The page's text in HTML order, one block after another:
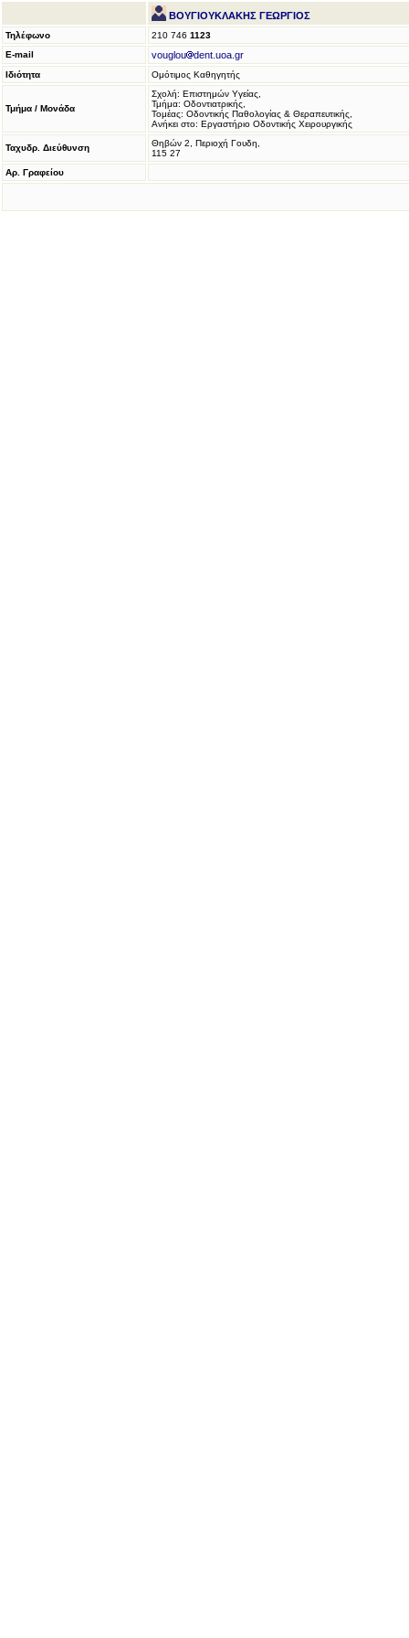
ΒΟΥΓΙΟΥΚΛΑΚΗΣ ΓΕΩΡΓΙΟΣ
Τηλέφωνο 210 746 1123
E-mail
vouglou dent.uoa.gr
Ιδιότητα Ομότιμος Καθηγητής
Τμήμα / Μονάδα
Σχολή: Επιστημών Υγείας,
Τμήμα: Οδοντιατρικής,
Τομέας: Οδοντικής Παθολογίας & Θεραπευτικής,
Ανήκει στο: Εργαστήριο Οδοντικής Χειρουργικής
Ταχυδρ. Διεύθυνση
Θηβών 2, Περιοχή Γουδη,
115 27
Αρ. Γραφείου